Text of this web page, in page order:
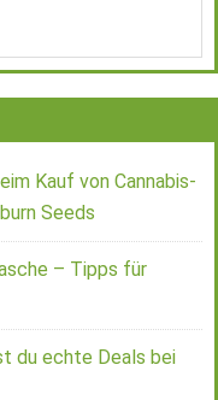
Kauf von Cannabis-
Seeds
– Tipps für
du echte Deals bei